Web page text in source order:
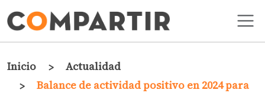
Ruta de navegación
Inicio
Actualidad
Balance de actividad positivo en 2024 para